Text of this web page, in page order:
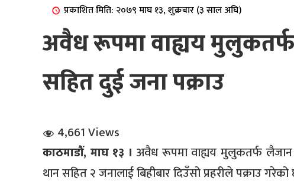
प्रकाशित मिति: २०७९ माघ १३, शुक्रबार (३ साल अघि)
अवैध रूपमा वाह्यय मुलुकतर्फ
सहित दुई जना पक्राउ
4,661 Views
काठमाडौं, माघ १३ ।अवैध रूपमा वाह्यय मुलुकतर्फ लैजान
थान सहित २ जनालाई बिहीबार दिउँसो प्रहरीले पक्राउ गरेको